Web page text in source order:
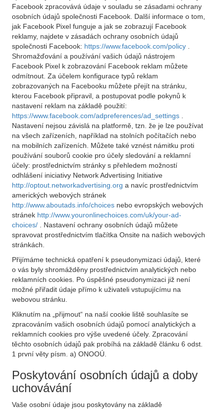
Facebook zpracovává údaje v souladu se zásadami ochrany
osobních údajů společnosti Facebook. Další informace o tom,
jak Facebook Pixel funguje a jak se zobrazují Facebook
reklamy, najdete v zásadách ochrany osobních údajů
společnosti Facebook: https://www.facebook.com/policy
Shromažďování a používání vašich údajů nástrojem
Facebook Pixel k zobrazování Facebook reklam můžete
odmítnout. Za účelem konfigurace typů reklam
zobrazovaných na Facebooku můžete přejít na stránku,
kterou Facebook připravil, a postupovat podle pokynů k
nastavení reklam na základě použití:
https://www.facebook.com/adpreferences/ad_settings
Nastavení nejsou závislá na platformě, tzn. že je lze používat
na všech zařízeních, například na stolních počítačích nebo
na mobilních zařízeních. Můžete také vznést námitku proti
používání souborů cookie pro účely sledování a reklamní
účely: prostřednictvím stránky s přehledem možností
odhlášení iniciativy Network Advertising Initiative
http://optout.networkadvertising.org a navíc prostřednictvím
amerických webových stránek
http://www.aboutads.info/choices nebo evropských webových
stránek http://www.youronlinechoices.com/uk/your-ad-
choices/
. Nastavení ochrany osobních údajů můžete
spravovat prostřednictvím tlačítka Onsite na našich webových
stránkách.
Přijímáme technická opatření k pseudonymizaci údajů, které
o vás byly shromážděny prostřednictvím analytických nebo
reklamních cookies. Po úspěšné pseudonymizaci již není
možné přiřadit údaje přímo k uživateli vstupujícímu na
webovou stránku.
Kliknutím na „přijmout“ na naší cookie liště souhlasíte se
zpracováním vašich osobních údajů pomocí analytických a
reklamních cookies pro výše uvedené účely. Zpracování
těchto osobních údajů pak probíhá na základě článku 6 odst.
1 první věty písm. a) ONOOÚ.
Poskytování osobních údajů a doby
uchovávání
Vaše osobní údaje jsou poskytovány na základě